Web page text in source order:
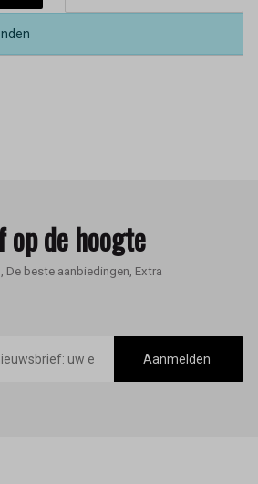
de hoogte
De beste aanbiedingen, Extra
Aanmelden